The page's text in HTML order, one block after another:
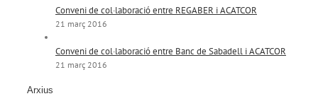
Conveni de col·laboració entre REGABER i ACATCOR
21 març 2016
Conveni de col·laboració entre Banc de Sabadell i ACATCOR
21 març 2016
Arxius